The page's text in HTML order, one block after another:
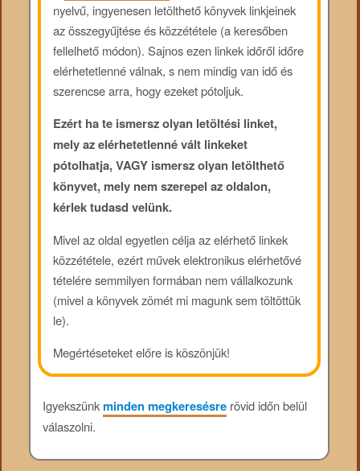
nyelvű, ingyenesen letölthető könyvek linkjeinek
az összegyűjtése és közzététele (a keresőben
fellelhető módon). Sajnos ezen linkek időről időre
elérhetetlenné válnak, s nem mindig van idő és
szerencse arra, hogy ezeket pótoljuk.
Ezért ha te ismersz olyan letöltési linket,
mely az elérhetetlenné vált linkeket
pótolhatja, VAGY ismersz olyan letölthető
könyvet, mely nem szerepel az oldalon,
kérlek tudasd velünk.
Mivel az oldal egyetlen célja az elérhető linkek
közzététele, ezért művek elektronikus elérhetővé
tételére semmilyen formában nem vállalkozunk
(mivel a könyvek zömét mi magunk sem töltöttük
le).
Megértéseteket előre is köszönjük!
Igyekszünkminden megkeresésrerövid időn belül
válaszolni.